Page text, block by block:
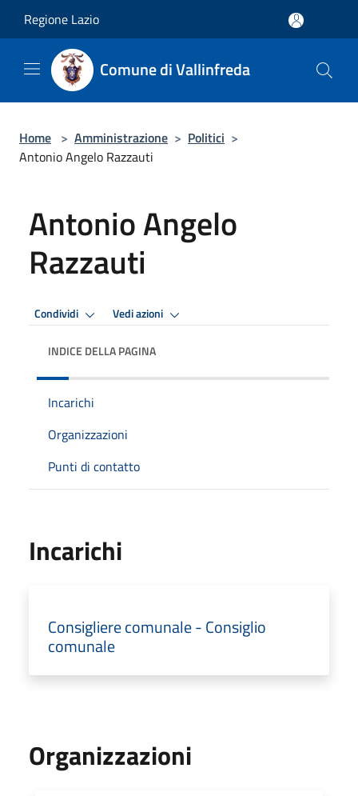
Regione Lazio
Comune di Vallinfreda
Home > Amministrazione > Politici >
Antonio Angelo Razzauti
Antonio Angelo
Razzauti
Condividi Vedi azioni
INDICE DELLA PAGINA
Incarichi
Organizzazioni
Punti di contatto
Incarichi
Consigliere comunale - Consiglio
comunale
Organizzazioni